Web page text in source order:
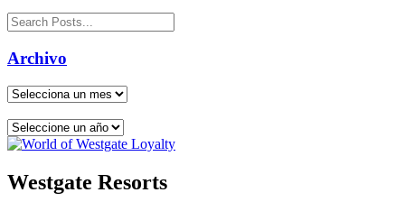
Archivo
Westgate Resorts